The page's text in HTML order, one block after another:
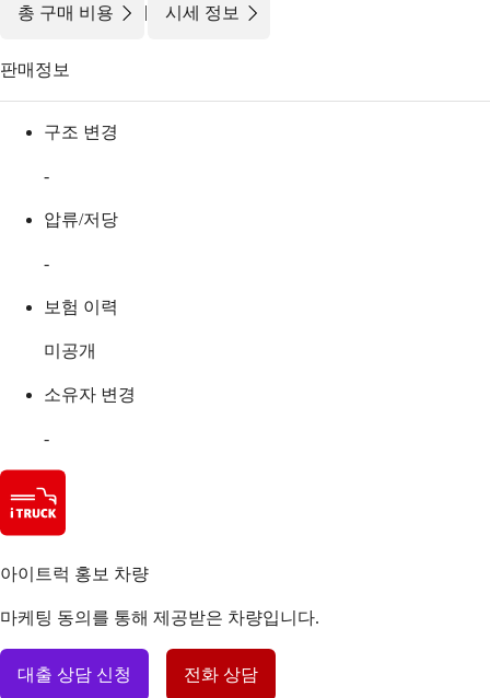
총 구매 비용 | 시세 정보
판매정보
구조 변경
-
압류/저당
-
보험 이력
미공개
소유자 변경
-
아이트럭 홍보 차량
마케팅 동의를 통해 제공받은 차량입니다.
대출 상담 신청 전화 상담